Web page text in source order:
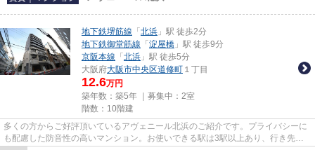
地下鉄堺筋線 「 北浜 」駅 徒歩2分
地下鉄御堂筋線 「 淀屋橋 」駅 徒歩9分
京阪本線 「 北浜 」駅 徒歩5分
大阪府大阪市中央区道修町 １丁目
12.6万円
築年数：築5年 ｜募集中： 2室
階数：10階建
多くの方からご好評頂いているアヴェニール北浜のご紹介です。プライバシーに
も配慮した防音性の高いマンション。お使いできる駅は3駅以上あり、行き先に